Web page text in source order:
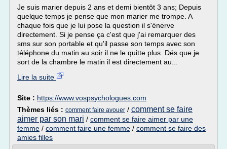
Je suis marier depuis 2 ans et demi bientôt 3 ans; Depuis
quelque temps je pense que mon marier me trompe. A
chaque fois que je lui pose la question il s'énerve
directement. Si je pense ça c'est que j'ai remarquer des
sms sur son portable et qu'il passe son temps avec son
téléphone du matin au soir il ne le quitte plus. Dés que je
sort de la chambre le matin il est directement au...
Lire la suite
Site : https://www.vospsychologues.com
Thèmes liés : comment faire avouer / comment se faire
aimer par son mari / comment se faire aimer par une
femme / comment faire une femme / comment se faire des
amies filles